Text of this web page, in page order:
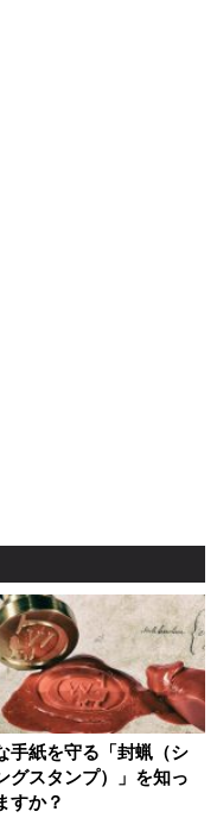
手紙を守る「封蝋（シ
グスタンプ）」を知っ
すか？